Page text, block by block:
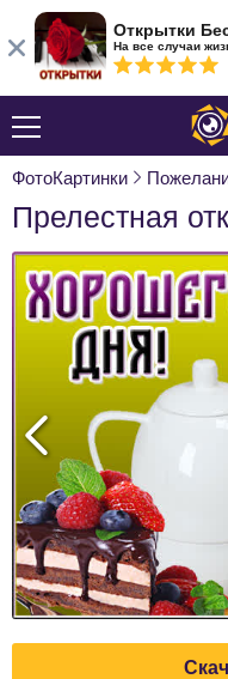
ФотоКартинки
Прелестная
Открытки
На все случаи